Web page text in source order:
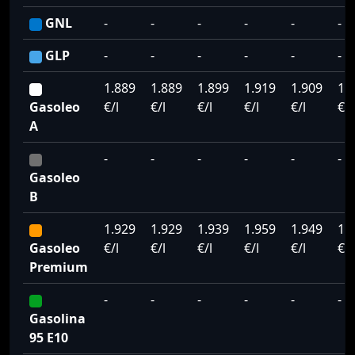
GNL
- - - - -
-
GLP
- - - - - -
Gasoleo
A
1.889
€/l
1.889
€/l
1.899
€/l
1.919
€/l
1.909
€/l
€/l
Gasoleo
B
- - - - - -
Gasoleo
Premium
1.929
€/l
1.929
€/l
1.939
€/l
1.959
€/l
1.949
€/l
€/l
Gasolina
95 E10
- - - - - -